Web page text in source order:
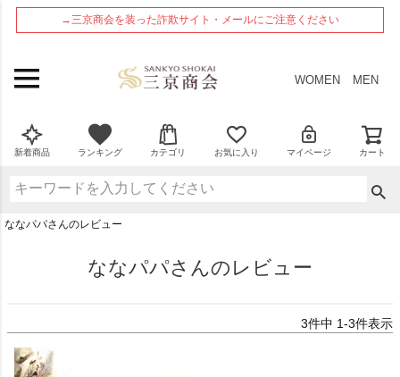
→三京商会を装った詐欺サイト・メールにご注意ください
WOMEN MEN
新着商品 ランキング カテゴリ お気に入り マイページ カート
ななパパさんのレビュー
ななパパさんのレビュー
3件中 1-3件表示
ペー